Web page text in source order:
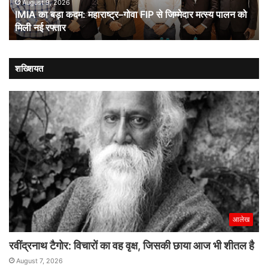
जिम्मेदार
मत्स्य
पालन
मिली
नई
रफ्तार
August 9, 2026
IMIA का बड़ा कदम: महाराष्ट्र–गोवा FIP से जिम्मेदार मत्स्य पालन को
मिली नई रफ्तार
शख्शियत
आलेख
रवींद्रनाथ टैगोर: विचारों का वह वृक्ष, जिसकी छाया आज भी शीतल है
August 7, 2026